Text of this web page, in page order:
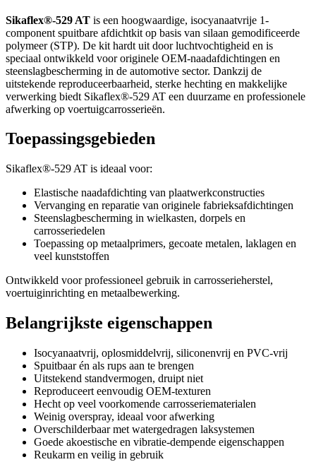
Sikaflex®-529 AT is een hoogwaardige, isocyanaatvrije 1-
component spuitbare afdichtkit op basis van silaan gemodificeerde
polymeer (STP). De kit hardt uit door luchtvochtigheid en is
speciaal ontwikkeld voor originele OEM-naadafdichtingen en
steenslagbescherming in de automotive sector. Dankzij de
uitstekende reproduceerbaarheid, sterke hechting en makkelijke
verwerking biedt Sikaflex®-529 AT een duurzame en professionele
afwerking op voertuigcarrosserieën.
Toepassingsgebieden
Sikaflex®-529 AT is ideaal voor:
Elastische naadafdichting van plaatwerkconstructies
Vervanging en reparatie van originele fabrieksafdichtingen
Steenslagbescherming in wielkasten, dorpels en
carrosseriedelen
Toepassing op metaalprimers, gecoate metalen, laklagen en
veel kunststoffen
Ontwikkeld voor professioneel gebruik in carrosserieherstel,
voertuiginrichting en metaalbewerking.
Belangrijkste eigenschappen
Isocyanaatvrij, oplosmiddelvrij, siliconenvrij en PVC-vrij
Spuitbaar én als rups aan te brengen
Uitstekend standvermogen, druipt niet
Reproduceert eenvoudig OEM-texturen
Hecht op veel voorkomende carrosseriematerialen
Weinig overspray, ideaal voor afwerking
Overschilderbaar met watergedragen laksystemen
Goede akoestische en vibratie-dempende eigenschappen
Reukarm en veilig in gebruik